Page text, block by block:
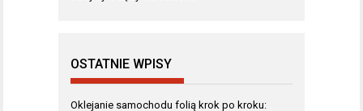
OSTATNIE WPISY
Oklejanie samochodu folią krok po kroku: